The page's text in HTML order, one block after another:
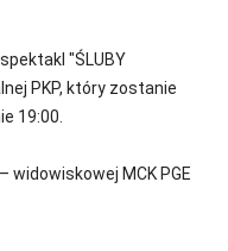
"ŚLUBY
PKP, który zostanie
19:00.
MCK PGE